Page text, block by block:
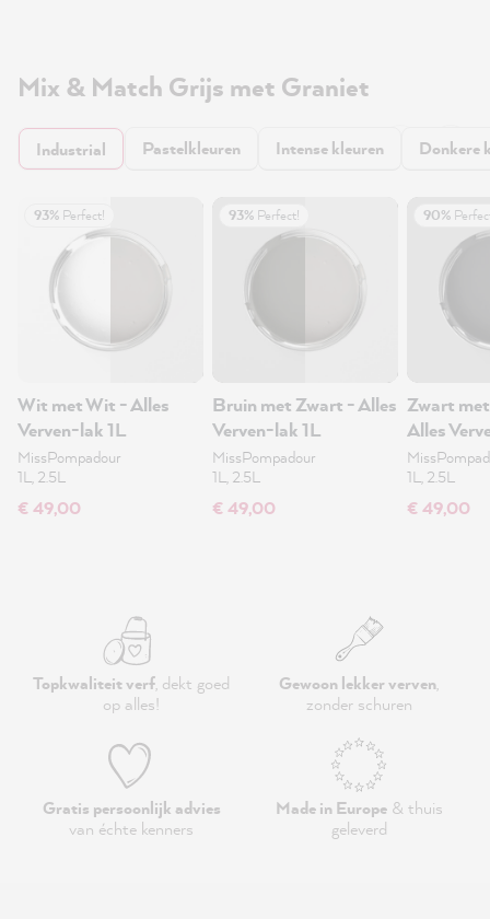
Mix & Match Grijs met Graniet
Industrial Pastelkleuren Intense kleuren Donkere
93% Perfect!
Wit met Wit - Alles
Verven-lak 1L
MissPompadour
1L, 2.5L
€ 49,00
93% Perfect!
Bruin met Zwart - Alles
Verven-lak 1L
MissPompadour
1L, 2.5L
€ 49,00
90%
Zwart
Alles
1L, 2.5L
€ 49,00
Topkwaliteit verf, dekt goed
op alles!
Gewoon lekker verven,
zonder schuren
Gratis persoonlijk advies
van échte kenners
Made in Europe& thuis
geleverd